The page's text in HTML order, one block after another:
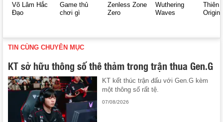
Võ Lâm Hắc
Đạo
Game thủ
chơi gì
Zenless Zone
Zero
Wuthering
Waves
Thiên
Origin
TIN CÙNG CHUYÊN MỤC
KT sở hữu thông số thê thảm trong trận thua Gen.G
KT kết thúc trận đấu với Gen.G kèm
một thông số rất tệ.
07/08/2026